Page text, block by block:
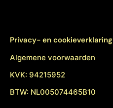
Privacy- en cookieverklaring
Algemene voorwaarden
KVK: 94215952
BTW: NL005074465B10